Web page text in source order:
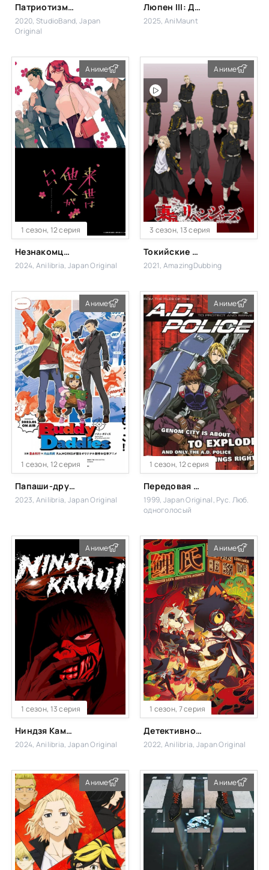
Патриотизм Мориарти
2020, StudioBand, Japan
Original
Люпен III: Дзэнигата и два Люпена
2025, AniMaunt
Аниме
1 сезон, 12 серия
Незнакомцы в другой жизни
2024, Anilibria, Japan Original
Аниме
3 сезон, 13 серия
Токийские мстители
2021, AmazingDubbing
Аниме
1 сезон, 12 серия
Папаши-дружбаны
2023, Anilibria, Japan Original
Аниме
1 сезон, 12 серия
Передовая полиция
1999, Japan Original, Рус. Люб.
одноголосый
Аниме
1 сезон, 13 серия
Ниндзя Камуи
2024, Anilibria, Japan Original
Аниме
1 сезон, 7 серия
Детективное агентство Ли
2022, Anilibria, Japan Original
Аниме Аниме